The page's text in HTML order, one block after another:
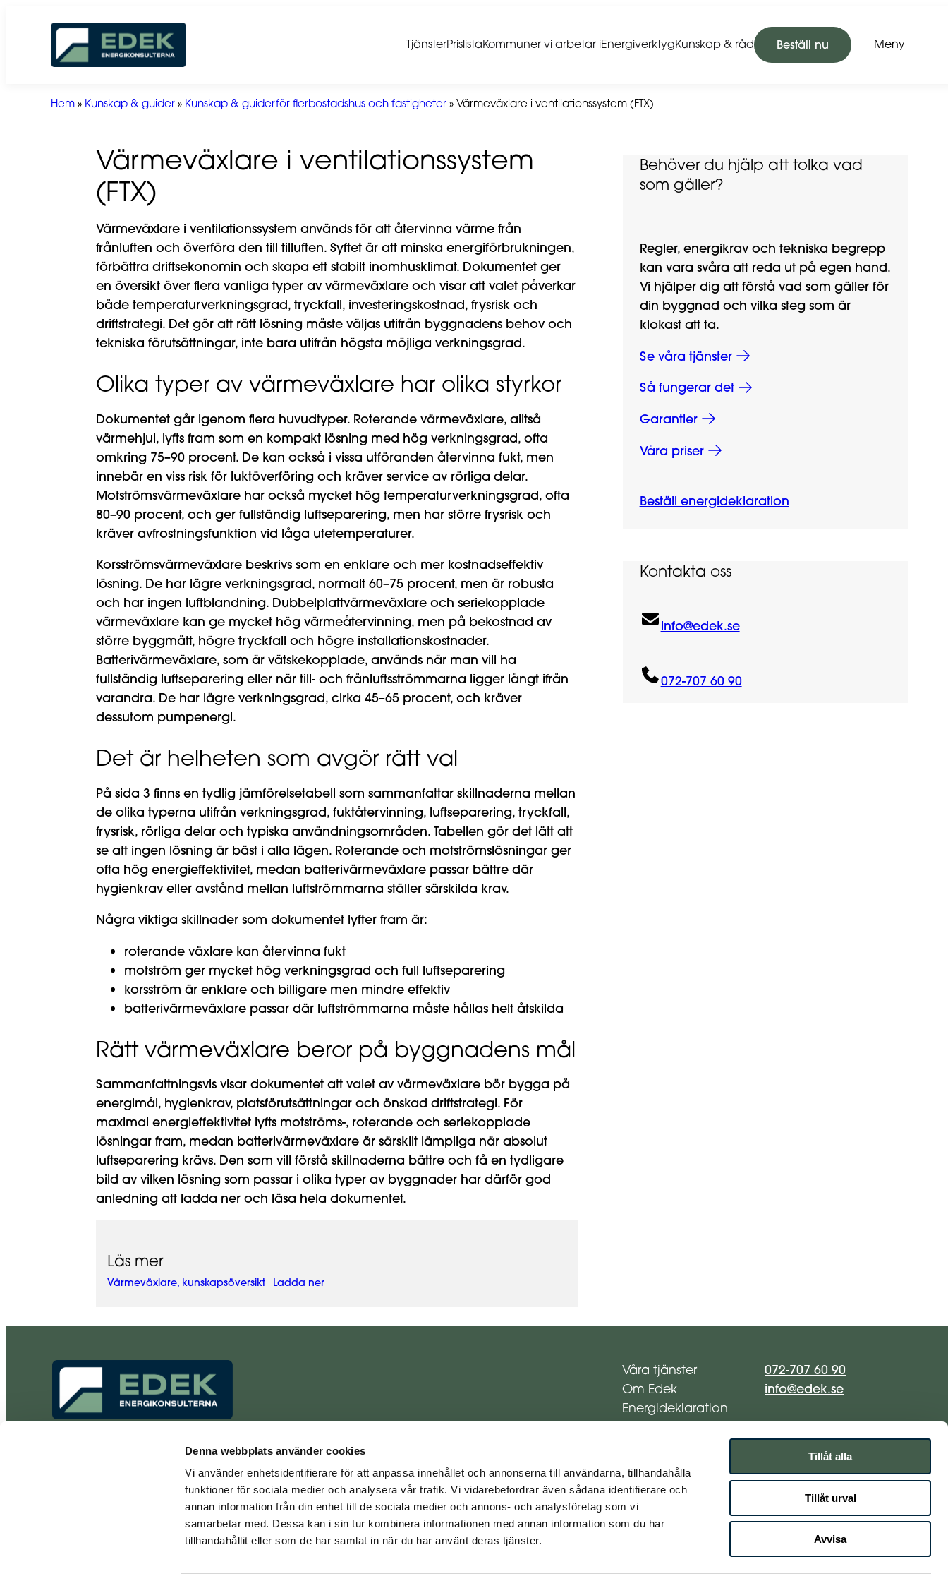
Denna webbplats använder cookies
Vi använder enhetsidentifierare för att anpassa innehållet och annonserna till användarna, tillhandahålla
funktioner för sociala medier och analysera vår trafik. Vi vidarebefordrar även sådana identifierare och
annan information från din enhet till de sociala medier och annons- och analysföretag som vi
samarbetar med. Dessa kan i sin tur kombinera informationen med annan information som du har
tillhandahållit eller som de har samlat in när du har använt deras tjänster.
Tillåt alla
Tillåt urval
Avvisa
TjänsterPrislistaKommuner vi arbetar iEnergiverktygKunskap & råd Beställ nu Meny
Hem » Kunskap & guider » Kunskap & guiderför flerbostadshus och fastigheter » Värmeväxlare i ventilationssystem (FTX)
Värmeväxlare i ventilationssystem
(FTX)
Värmeväxlare i ventilationssystem används för att återvinna värme från
frånluften och överföra den till tilluften. Syftet är att minska energiförbrukningen,
förbättra driftsekonomin och skapa ett stabilt inomhusklimat. Dokumentet ger
en översikt över flera vanliga typer av värmeväxlare och visar att valet påverkar
både temperaturverkningsgrad, tryckfall, investeringskostnad, frysrisk och
driftstrategi. Det gör att rätt lösning måste väljas utifrån byggnadens behov och
tekniska förutsättningar, inte bara utifrån högsta möjliga verkningsgrad.
Olika typer av värmeväxlare har olika styrkor
Dokumentet går igenom flera huvudtyper. Roterande värmeväxlare, alltså
värmehjul, lyfts fram som en kompakt lösning med hög verkningsgrad, ofta
omkring 75–90 procent. De kan också i vissa utföranden återvinna fukt, men
innebär en viss risk för luktöverföring och kräver service av rörliga delar.
Motströmsvärmeväxlare har också mycket hög temperaturverkningsgrad, ofta
80–90 procent, och ger fullständig luftseparering, men har större frysrisk och
kräver avfrostningsfunktion vid låga utetemperaturer.
Korsströmsvärmeväxlare beskrivs som en enklare och mer kostnadseffektiv
lösning. De har lägre verkningsgrad, normalt 60–75 procent, men är robusta
och har ingen luftblandning. Dubbelplattvärmeväxlare och seriekopplade
värmeväxlare kan ge mycket hög värmeåtervinning, men på bekostnad av
större byggmått, högre tryckfall och högre installationskostnader.
Batterivärmeväxlare, som är vätskekopplade, används när man vill ha
fullständig luftseparering eller när till- och frånluftsströmmarna ligger långt ifrån
varandra. De har lägre verkningsgrad, cirka 45–65 procent, och kräver
dessutom pumpenergi.
Det är helheten som avgör rätt val
På sida 3 finns en tydlig jämförelsetabell som sammanfattar skillnaderna mellan
de olika typerna utifrån verkningsgrad, fuktåtervinning, luftseparering, tryckfall,
frysrisk, rörliga delar och typiska användningsområden. Tabellen gör det lätt att
se att ingen lösning är bäst i alla lägen. Roterande och motströmslösningar ger
ofta hög energieffektivitet, medan batterivärmeväxlare passar bättre där
hygienkrav eller avstånd mellan luftströmmarna ställer särskilda krav.
Några viktiga skillnader som dokumentet lyfter fram är:
roterande växlare kan återvinna fukt
motström ger mycket hög verkningsgrad och full luftseparering
korsström är enklare och billigare men mindre effektiv
batterivärmeväxlare passar där luftströmmarna måste hållas helt åtskilda
Rätt värmeväxlare beror på byggnadens mål
Sammanfattningsvis visar dokumentet att valet av värmeväxlare bör bygga på
energimål, hygienkrav, platsförutsättningar och önskad driftstrategi. För
maximal energieffektivitet lyfts motströms-, roterande och seriekopplade
lösningar fram, medan batterivärmeväxlare är särskilt lämpliga när absolut
luftseparering krävs. Den som vill förstå skillnaderna bättre och få en tydligare
bild av vilken lösning som passar i olika typer av byggnader har därför god
anledning att ladda ner och läsa hela dokumentet.
Läs mer
Värmeväxlare, kunskapsöversikt Ladda ner
Behöver du hjälp att tolka vad
som gäller?
Regler, energikrav och tekniska begrepp
kan vara svåra att reda ut på egen hand.
Vi hjälper dig att förstå vad som gäller för
din byggnad och vilka steg som är
klokast att ta.
Se våra tjänster
Så fungerar det
Garantier
Våra priser
Beställ energideklaration
Kontakta oss
info@edek.se
072-707 60 90
Organisationsnummer:
Våra tjänster
Om Edek
Energideklaration
072-707 60 90
info@edek.se